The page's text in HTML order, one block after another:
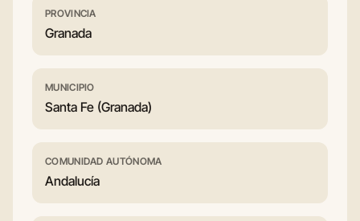
PROVINCIA
Granada
MUNICIPIO
Santa Fe (Granada)
COMUNIDAD AUTÓNOMA
Andalucía